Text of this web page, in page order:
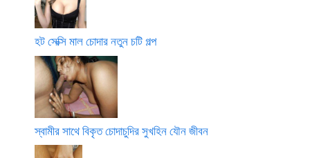
হট সেক্সি মাল চোদার নতুন চটি গল্প
স্বামীর সাথে বিকৃত চোদাচুদির সুখহিন যৌন জীবন